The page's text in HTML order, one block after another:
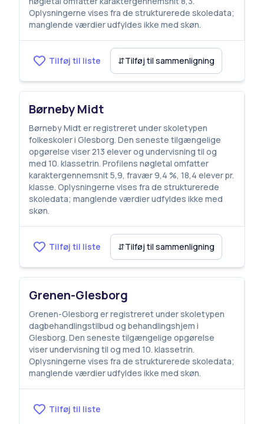
Oplysningerne vises fra de strukturerede skoledata;
manglende værdier udfyldes ikke med skøn.
Tilføj til liste ⇵Tilføj til sammenligning
Børneby Midt
Børneby Midt er registreret under skoletypen
folkeskoler i Glesborg. Den seneste tilgængelige
opgørelse viser 213 elever og undervisning til og
med 10. klassetrin. Profilens nøgletal omfatter
karaktergennemsnit 5,9, fravær 9,4 %, 18,4 elever pr.
klasse. Oplysningerne vises fra de strukturerede
skoledata; manglende værdier udfyldes ikke med
skøn.
Tilføj til liste ⇵Tilføj til sammenligning
Grenen-Glesborg
Grenen-Glesborg er registreret under skoletypen
dagbehandlingstilbud og behandlingshjem i
Glesborg. Den seneste tilgængelige opgørelse
viser undervisning til og med 10. klassetrin.
Oplysningerne vises fra de strukturerede skoledata;
manglende værdier udfyldes ikke med skøn.
Tilføj til liste